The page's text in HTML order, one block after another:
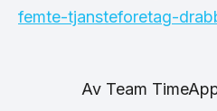
femte-tjansteforetag-
Av Team